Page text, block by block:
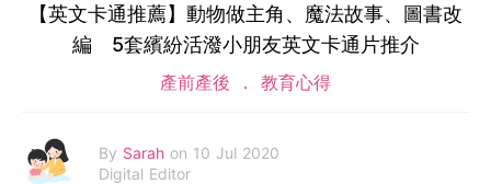
【英文卡通推薦】動物做主角、魔法故事、圖書改
編 5套繽紛活潑小朋友英文卡通片推介
產前產後 教育心得
By Sarah on 10 Jul 2020
Digital Editor